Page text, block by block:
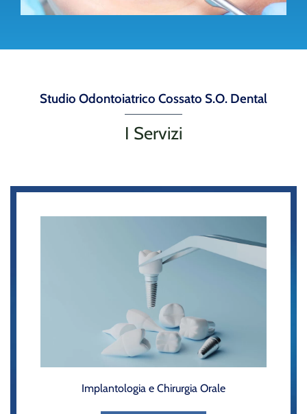
Studio Odontoiatrico Cossato S.O. Dental
I Servizi
Implantologia e Chirurgia Orale